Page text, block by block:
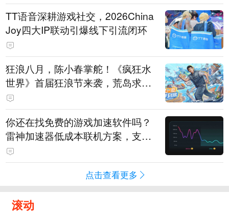
TT语音深耕游戏社交，2026China
Joy四大IP联动引爆线下引流闭环
狂浪八月，陈小春掌舵！《疯狂水
世界》首届狂浪节来袭，荒岛求生
直播即将开启
你还在找免费的游戏加速软件吗？
雷神加速器低成本联机方案，支持
免费试用
点击查看更多
滚动